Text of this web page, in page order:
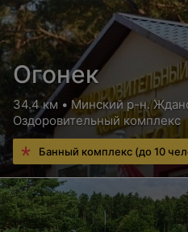
Огонек
34.4 км • Минский р-н.
Оздоровительный комплекс
Банный комплекс (до 10